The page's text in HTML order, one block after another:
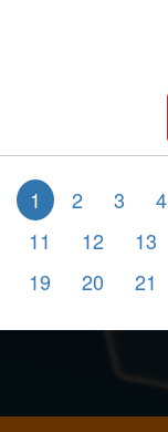
1 2 3 4
11
12 13
19
20 21